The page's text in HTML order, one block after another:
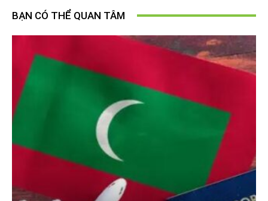
BẠN CÓ THỂ QUAN TÂM